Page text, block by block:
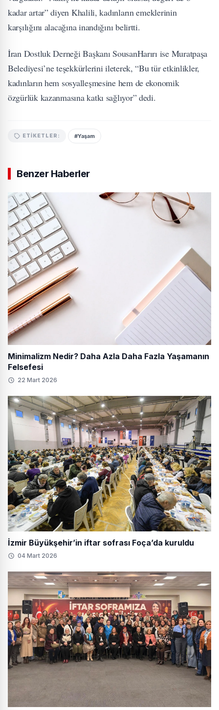
kadar artar” diyen Khalili, kadınların emeklerinin
karşılığını alacağına inandığını belirtti.
İran Dostluk Derneği Başkanı SousanHarırı ise Muratpaşa
Belediyesi’ne teşekkürlerini ileterek, “Bu tür etkinlikler,
kadınların hem sosyalleşmesine hem de ekonomik
özgürlük kazanmasına katkı sağlıyor” dedi.
ETIKETLER: #Yaşam
Benzer Haberler
Minimalizm Nedir? Daha Azla Daha Fazla Yaşamanın
Felsefesi
22 Mart 2026
İzmir Büyükşehir’in iftar sofrası Foça’da kuruldu
04 Mart 2026